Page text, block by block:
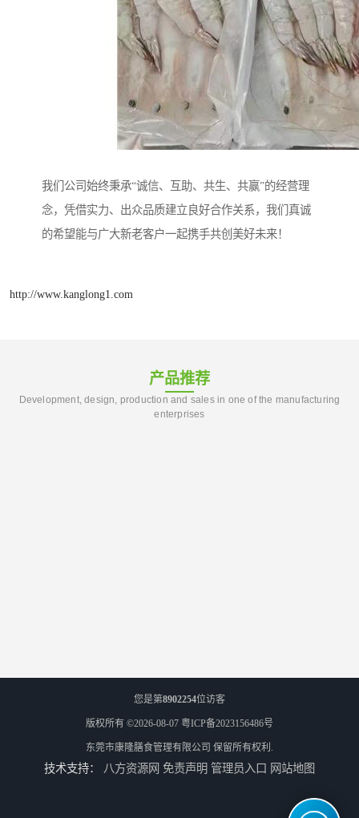
我们公司始终秉承“诚信、互助、共生、共赢”的经营理
念，凭借实力、出众品质建立良好合作关系，我们真诚
的希望能与广大新老客户一起携手共创美好未来！
http://www.kanglong1.com
产品推荐
Development, design, production and sales in one of the manufacturing
enterprises
您是第8902254位访客
版权所有 ©2026-08-07 粤ICP备2023156486号
东莞市康隆膳食管理有限公司 保留所有权利.
技术支持： 八方资源网 免责声明 管理员入口 网站地图